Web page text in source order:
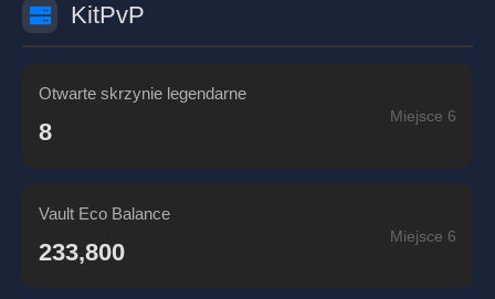
KitPvP
Otwarte skrzynie legendarne
8
Miejsce 6
Vault Eco Balance
233,800
Miejsce 6